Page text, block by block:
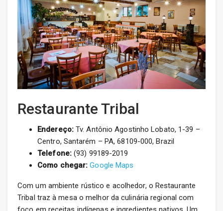
Restaurante Tribal
Endereço:Tv. Antônio Agostinho Lobato, 1-39 –
Centro, Santarém – PA, 68109-000, Brazil
Telefone:(93) 99189-2019
Como chegar: Google Maps
Com um ambiente rústico e acolhedor, o Restaurante
Tribal traz à mesa o melhor da culinária regional com